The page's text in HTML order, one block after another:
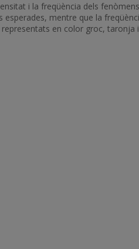
i la freqüència dels
mentre que la
en color groc,